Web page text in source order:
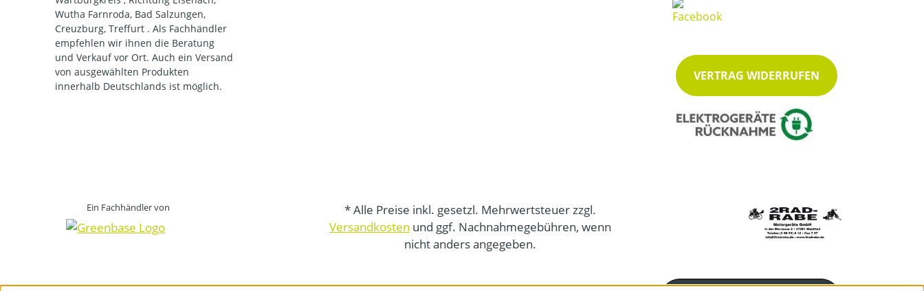
Wutha Farnroda, Bad Salzungen,
Creuzburg, Treffurt . Als Fachhändler
empfehlen wir ihnen die Beratung
und Verkauf vor Ort. Auch ein Versand
von ausgewählten Produkten
innerhalb Deutschlands ist möglich.
VERTRAG WIDERRUFEN
Ein Fachhändler von
* Alle Preise inkl. gesetzl. Mehrwertsteuer zzgl.
Versandkosten und ggf. Nachnahmegebühren, wenn
nicht anders angegeben.